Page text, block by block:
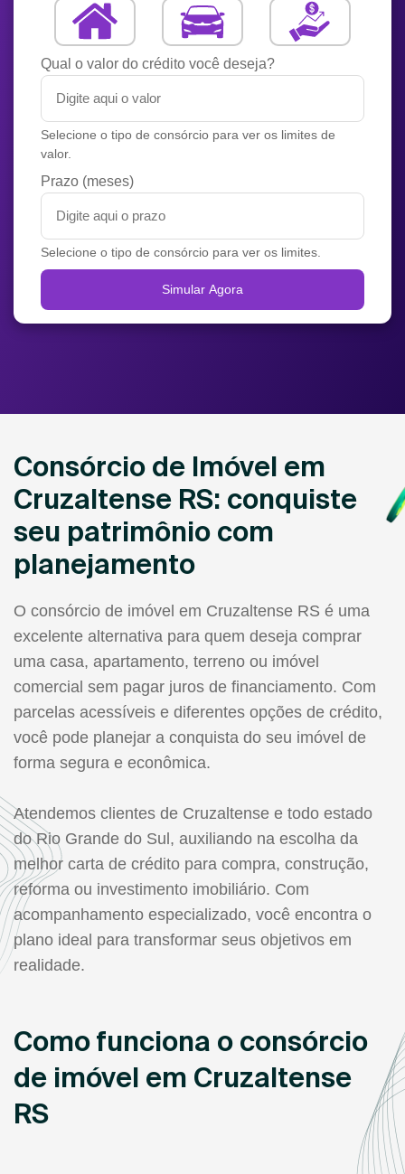
Qual o valor do crédito você deseja?
Selecione o tipo de consórcio para ver os limites de
valor.
Prazo (meses)
Selecione o tipo de consórcio para ver os limites.
Simular Agora
Consórcio de Imóvel em
Cruzaltense RS: conquiste
seu patrimônio com
planejamento
O consórcio de imóvel em Cruzaltense RS é uma
excelente alternativa para quem deseja comprar
uma casa, apartamento, terreno ou imóvel
comercial sem pagar juros de financiamento. Com
parcelas acessíveis e diferentes opções de crédito,
você pode planejar a conquista do seu imóvel de
forma segura e econômica.
Atendemos clientes de Cruzaltense e todo estado
do Rio Grande do Sul, auxiliando na escolha da
melhor carta de crédito para compra, construção,
reforma ou investimento imobiliário. Com
acompanhamento especializado, você encontra o
plano ideal para transformar seus objetivos em
realidade.
Como funciona o consórcio
de imóvel em Cruzaltense
RS